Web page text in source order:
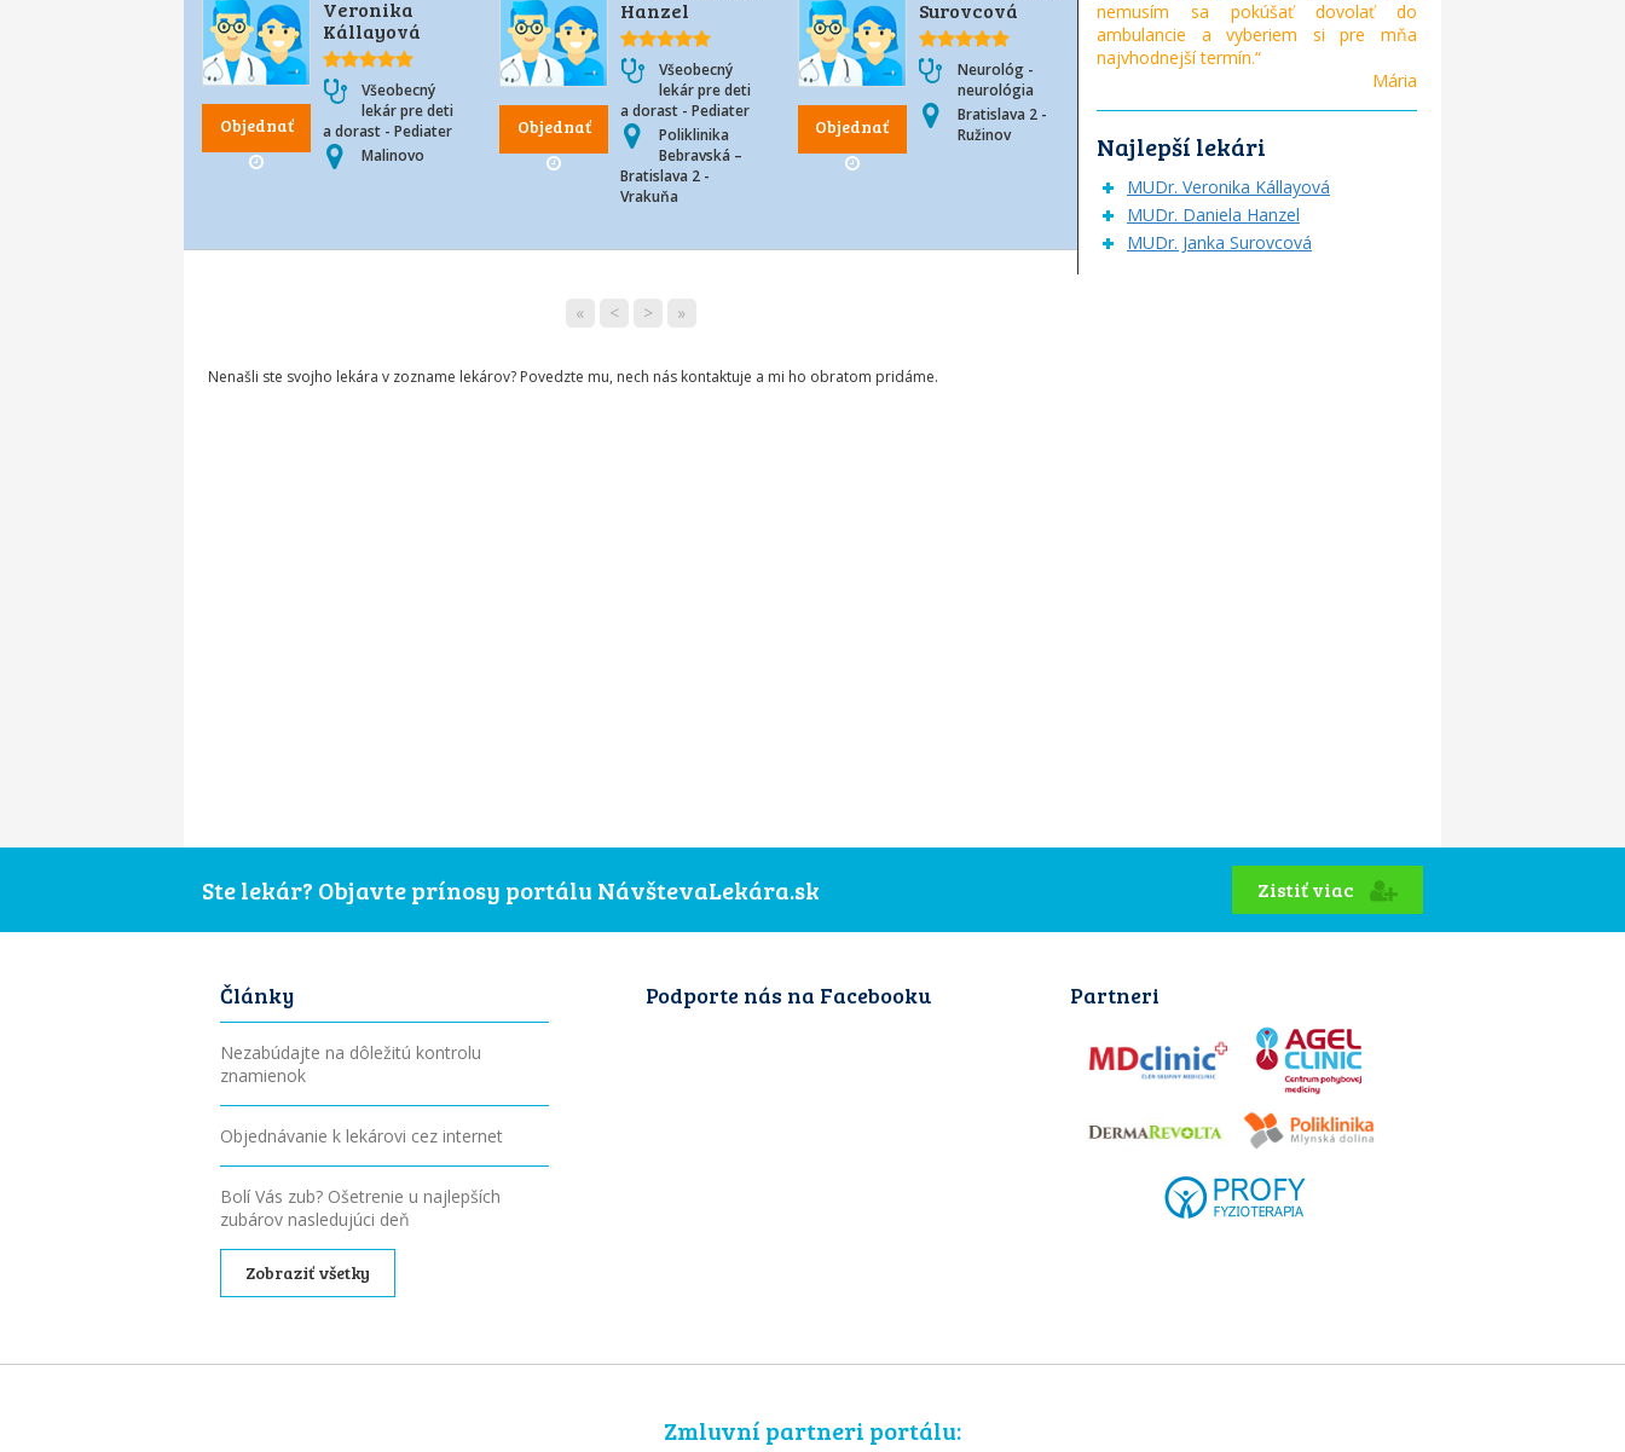
Objednať
Veronika
Kállayová
Všeobecný
lekár pre deti
a dorast - Pediater
Malinovo
Objednať
Hanzel
Všeobecný
lekár pre deti
a dorast - Pediater
Poliklinika
Bebravská –
Bratislava 2 -
Vrakuňa
Objednať
Surovcová
Neurológ -
neurológia
Bratislava 2 -
Ružinov
« < > »
Nenašli ste svojho lekára v zozname lekárov? Povedzte mu, nech nás kontaktuje a mi ho obratom pridáme.
nemusím sa pokúšať dovolať do
ambulancie a vyberiem si pre mňa
najvhodnejší termín.“
Mária
Najlepší lekári
MUDr. Veronika Kállayová
MUDr. Daniela Hanzel
MUDr. Janka Surovcová
Ste lekár? Objavte prínosy portálu NávštevaLekára.sk Zistiť viac
Články
Nezabúdajte na dôležitú kontrolu
znamienok
Objednávanie k lekárovi cez internet
Bolí Vás zub? Ošetrenie u najlepších
zubárov nasledujúci deň
Zobraziť všetky
Podporte nás na Facebooku Partneri
Zmluvní partneri portálu: